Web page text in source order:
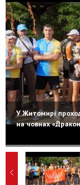
У Житомирі
на човнах